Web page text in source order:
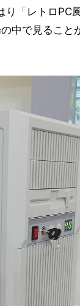
り「レトロPC
中で見ること